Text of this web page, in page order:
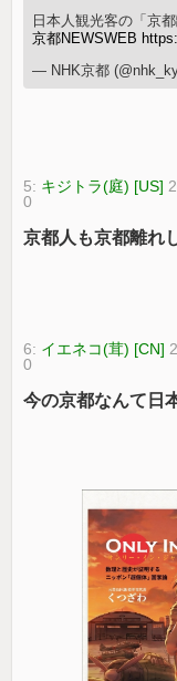
日本人観光客の「京
京都NEWSWEB
— NHK京都
5: キジトラ(庭) [US]
0
京都人も京都離れ
6: イエネコ(茸) [CN]
0
今の京都なんて日